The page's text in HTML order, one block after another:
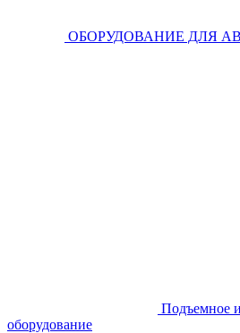
ОБОРУДОВАНИЕ ДЛЯ
Подъемное
оборудование